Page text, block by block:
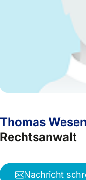
Thomas
Rechtsanwalt
Nachricht